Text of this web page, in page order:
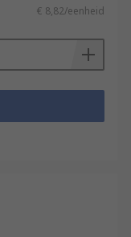
€ 8,82/eenheid